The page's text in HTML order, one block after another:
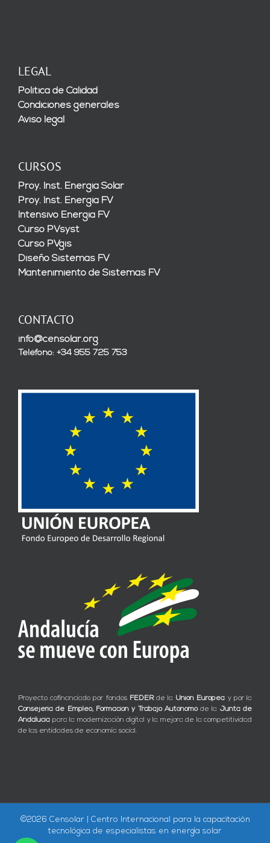
LEGAL
Política de Calidad
Condiciones generales
Aviso legal
CURSOS
Proy. Inst. Energía Solar
Proy. Inst. Energía FV
Intensivo Energía FV
Curso PVsyst
Curso PVgis
Diseño Sistemas FV
Mantenimiento de Sistemas FV
CONTACTO
info@censolar.org
Teléfono: +34 955 725 753
Proyecto cofinanciado por fondos FEDERde la Unión Europea y por la
Consejería de Empleo, Formación y Trabajo Autónomode la Junta de
Andalucía para la modernización digital y la mejora de la competitividad
de las entidades de economía social.
©2026 Censolar | Centro Internacional para la capacitación
tecnológica de especialistas en energía solar